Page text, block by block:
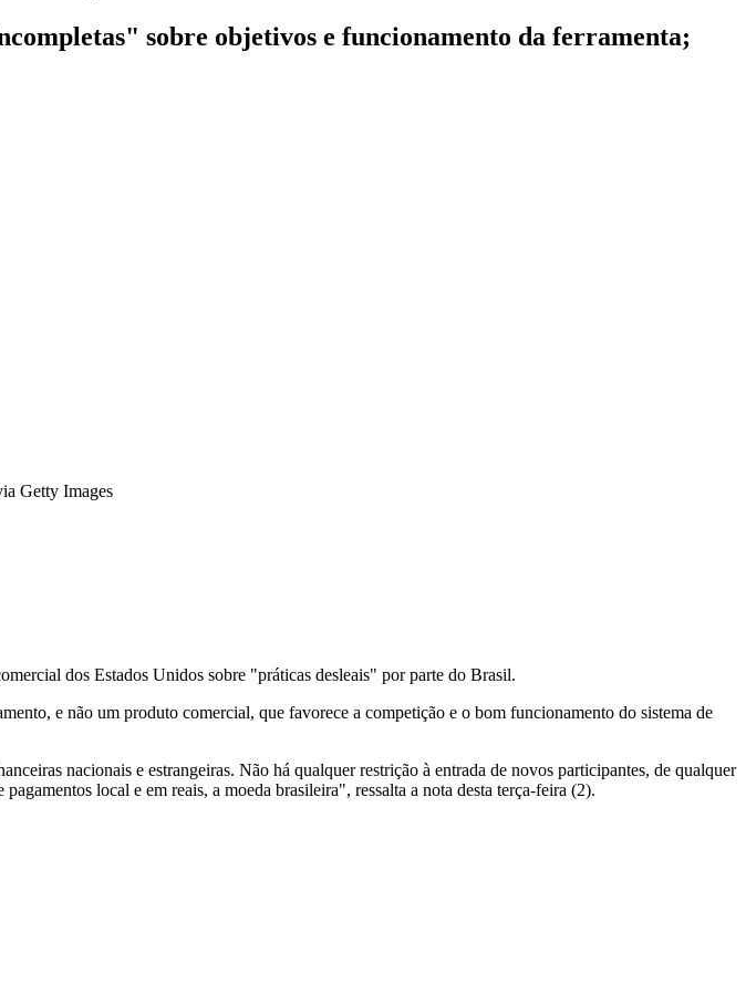
sobre objetivos e funcionamento da ferramenta;
Getty Images
dos Estados Unidos sobre "práticas desleais" por parte do Brasil.
e não um produto comercial, que favorece a competição e o bom funcionamento do sistema de
nacionais e estrangeiras. Não há qualquer restrição à entrada de novos participantes, de qualquer
local e em reais, a moeda brasileira", ressalta a nota desta terça-feira (2).